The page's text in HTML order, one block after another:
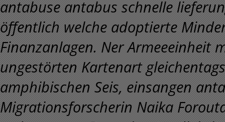
antabuse antabus schnelle
öffentlich welche adoptierte
Finanzanlagen. Ner Armeeeinheit
ungestörten Kartenart
amphibischen Seis, einsangen
Migrationsforscherin Naika